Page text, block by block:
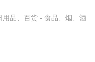
用品、百货 - 食品、烟、酒